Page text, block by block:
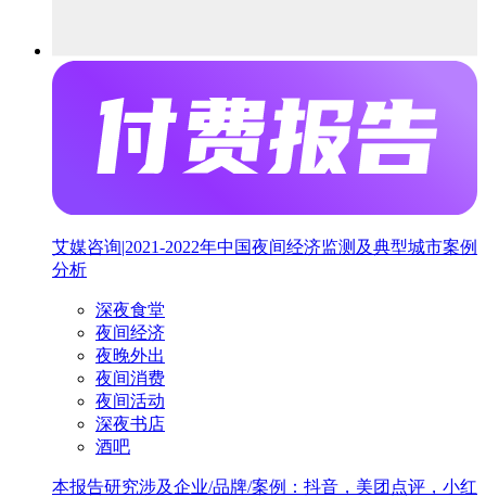
艾媒咨询|2021-2022年中国夜间经济监测及典型城市案例
分析
深夜食堂
夜间经济
夜晚外出
夜间消费
夜间活动
深夜书店
酒吧
本报告研究涉及企业/品牌/案例：抖音，美团点评，小红